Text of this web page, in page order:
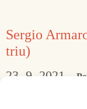
Sergio
triu)
23. 9. 2021
Vibrafonové